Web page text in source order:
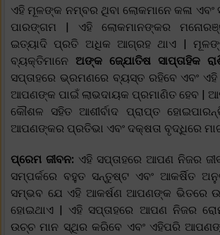
ଏହି ମୂଳଙ୍କ ନମ୍ବର ଥିବା ଲୋକମାନେ କଳା ଏବଂ
ପାରଙ୍ଗମ | ଏହି ଲୋକମାନଙ୍କର
ଇତ୍ୟାଦି ପ୍ରତି ଅଧିକ ଆଗ୍ରହ ଥାଏ |
ବ୍ୟକ୍ତିମାନେ ଅଙ୍କ ଜ୍ଯୋତିଷ ସାପ୍ତାହିକ
ସପ୍ତାହରେ ଭ୍ରମଣରେ ବ୍ୟସ୍ତ ରହିବେ ଏବଂ
ଆପଣଙ୍କ ପାଇଁ ଲାଭଦାୟକ ପ୍ରମାଣିତ ହେବ |
କୌଶଳ ସହିତ ଆଶୀର୍ବାଦ ପ୍ରାପ୍ତ
ଆପଣଙ୍କର ପ୍ରତିଭା ଏବଂ ଦକ୍ଷତା ବୃଦ୍ଧିରେ
ପ୍ରେମ ଜୀବନ: ଏହି ସପ୍ତାହରେ ଆପଣ ନିଜର
ସମ୍ପର୍କରେ ବହୁତ ସନ୍ତୁଷ୍ଟ ଏବଂ ଆକର୍ଷିତ
ସମ୍ଭବ ଯେ ଏହି ଆକର୍ଷଣ ଆପଣଙ୍କ ଭିତରେ
ହୋଇଥାଏ | ଏହି ସପ୍ତାହରେ ଆପଣ ନିଜର
ଉଚ୍ଚ ମାନ ସ୍ଥିର କରିବେ ଏବଂ ଏହିପରି